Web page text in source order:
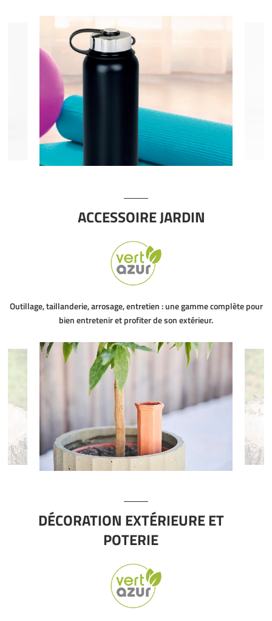
ACCESSOIRE JARDIN
Outillage, taillanderie, arrosage, entretien : une gamme complète pour
bien entretenir et profiter de son extérieur.
DÉCORATION EXTÉRIEURE ET
POTERIE